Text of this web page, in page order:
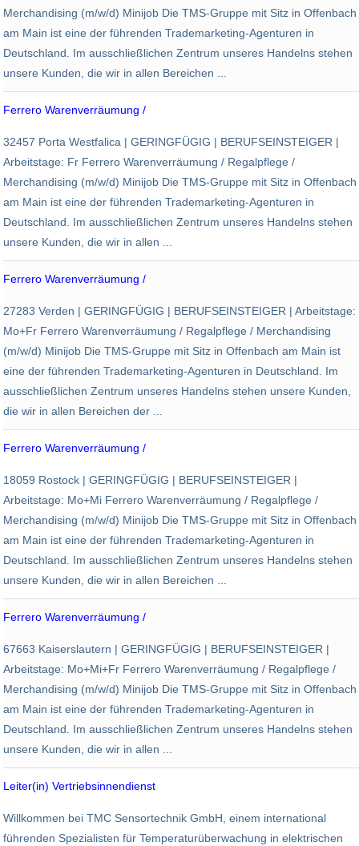
Merchandising (m/w/d) Minijob Die TMS-Gruppe mit Sitz in Offenbach
am Main ist eine der führenden Trademarketing-Agenturen in
Deutschland. Im ausschließlichen Zentrum unseres Handelns stehen
unsere Kunden, die wir in allen Bereichen ...
Ferrero Warenverräumung /
Porta Westfalica
32457 Porta Westfalica | GERINGFÜGIG | BERUFSEINSTEIGER |
Arbeitstage: Fr Ferrero Warenverräumung / Regalpflege /
Merchandising (m/w/d) Minijob Die TMS-Gruppe mit Sitz in Offenbach
am Main ist eine der führenden Trademarketing-Agenturen in
Deutschland. Im ausschließlichen Zentrum unseres Handelns stehen
unsere Kunden, die wir in allen ...
Ferrero Warenverräumung /
Verden (Aller)
27283 Verden | GERINGFÜGIG | BERUFSEINSTEIGER | Arbeitstage:
Mo+Fr Ferrero Warenverräumung / Regalpflege / Merchandising
(m/w/d) Minijob Die TMS-Gruppe mit Sitz in Offenbach am Main ist
eine der führenden Trademarketing-Agenturen in Deutschland. Im
ausschließlichen Zentrum unseres Handelns stehen unsere Kunden,
die wir in allen Bereichen der ...
Ferrero Warenverräumung /
Rostock
18059 Rostock | GERINGFÜGIG | BERUFSEINSTEIGER |
Arbeitstage: Mo+Mi Ferrero Warenverräumung / Regalpflege /
Merchandising (m/w/d) Minijob Die TMS-Gruppe mit Sitz in Offenbach
am Main ist eine der führenden Trademarketing-Agenturen in
Deutschland. Im ausschließlichen Zentrum unseres Handelns stehen
unsere Kunden, die wir in allen Bereichen ...
Ferrero Warenverräumung /
Kaiserslautern
67663 Kaiserslautern | GERINGFÜGIG | BERUFSEINSTEIGER |
Arbeitstage: Mo+Mi+Fr Ferrero Warenverräumung / Regalpflege /
Merchandising (m/w/d) Minijob Die TMS-Gruppe mit Sitz in Offenbach
am Main ist eine der führenden Trademarketing-Agenturen in
Deutschland. Im ausschließlichen Zentrum unseres Handelns stehen
unsere Kunden, die wir in allen ...
Leiter(in) Vertriebsinnendienst
Bretten
Willkommen bei TMC Sensortechnik GmbH, einem international
führenden Spezialisten für Temperaturüberwachung in elektrischen